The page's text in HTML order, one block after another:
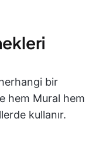
bir
hem Mural hem
kullanır.